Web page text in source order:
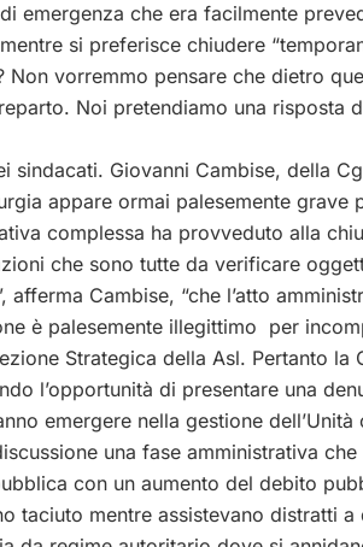
emergenza che era facilmente
si preferisce chiudere
Non vorremmo pensare che dietro
Noi pretendiamo una risposta
sindacati. Giovanni Cambise, della
appare ormai palesemente grave
complessa ha provveduto alla
che sono tutte da verificare
afferma Cambise, “che l’atto
è palesemente illegittimo per
Strategica della Asl. Pertanto
l’opportunità di presentare una
emergere nella gestione
una fase amministrativa
con un aumento del debito
taciuto mentre assistevano distratti